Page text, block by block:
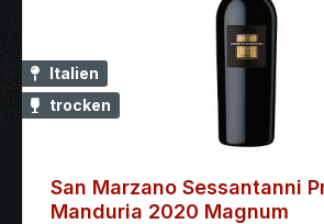
Italien
trocken
San Marzano Sessantanni
Manduria 2020 Magnum